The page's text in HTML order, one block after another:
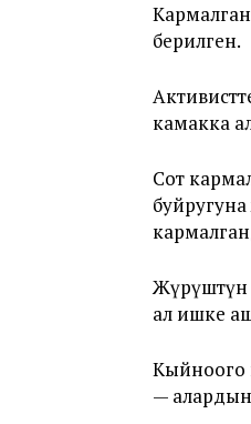
берилген.
камакка
Сот
Жүрүштүн
ал ишке
Кыйноого
—